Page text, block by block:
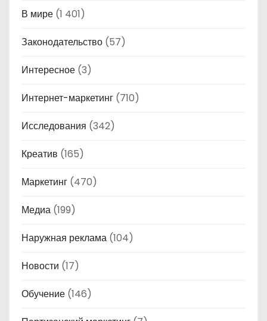
В мире (1 401)
Законодательство (57)
Интересное (3)
Интернет-маркетинг (710)
Исследования (342)
Креатив (165)
Маркетинг (470)
Медиа (199)
Наружная реклама (104)
Новости (17)
Обучение (146)